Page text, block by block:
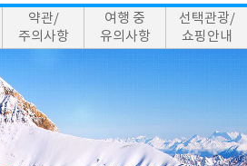
약관/
주의사항
여행 중
유의사항
선택관광/
쇼핑안내